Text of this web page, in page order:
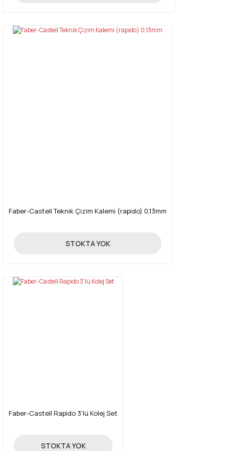
Faber-Castell Teknik Çizim Kalemi (rapido) 0,13mm
100,35 TL
STOKTA YOK
Faber-Castell Rapido 3'lü Kolej Set
939,00 TL
STOKTA YOK